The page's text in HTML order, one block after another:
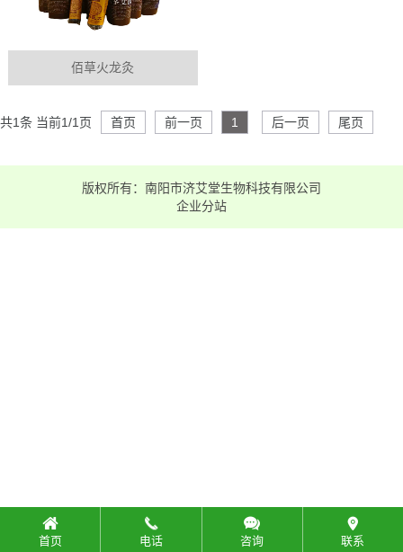
佰草火龙灸
共1条 当前1/1页 首页 前一页 1 后一页 尾页
版权所有：南阳市济艾堂生物科技有限公司
企业分站
首页 电话 咨询 联系